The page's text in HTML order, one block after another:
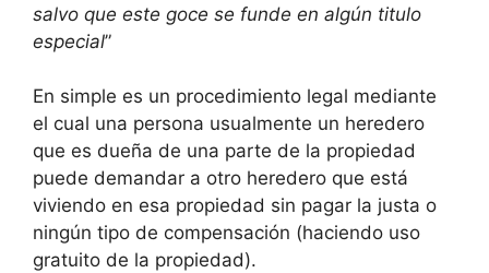
salvo que este goce se funde en algún titulo
especial”
En simple es un procedimiento legal mediante
el cual una persona usualmente un heredero
que es dueña de una parte de la propiedad
puede demandar a otro heredero que está
viviendo en esa propiedad sin pagar la justa o
ningún tipo de compensación (haciendo uso
gratuito de la propiedad).